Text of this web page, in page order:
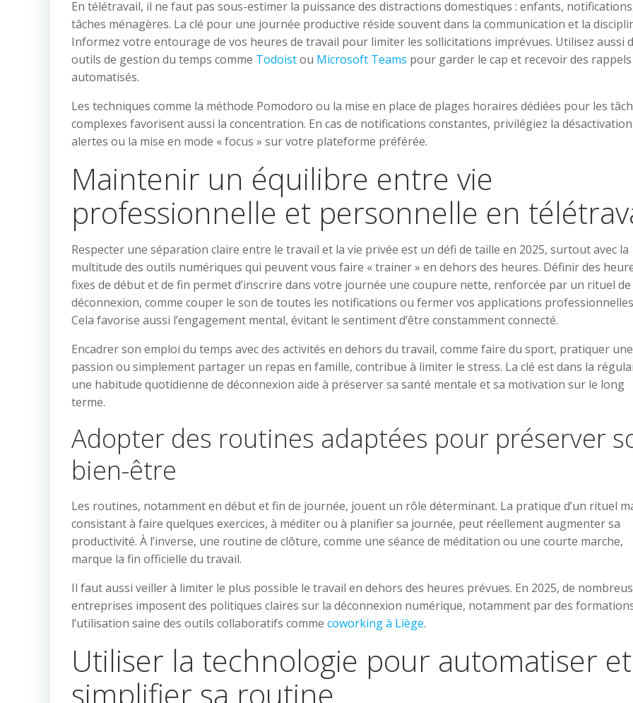
En télétravail, il ne faut pas sous-estimer la puissance des distractions domestiques : enfants,
tâches ménagères. La clé pour une journée productive réside souvent dans la communication et la
Informez votre entourage de vos heures de travail pour limiter les sollicitations imprévues. Utilisez aussi
outils de gestion du temps comme Todoistou Microsoft Teams pour garder le cap et recevoir des rappels
automatisés.
Les techniques comme la méthode Pomodoro ou la mise en place de plages horaires dédiées pour les
complexes favorisent aussi la concentration. En cas de notifications constantes, privilégiez la
alertes ou la mise en mode « focus » sur votre plateforme préférée.
Maintenir un équilibre entre vie
professionnelle et personnelle en
Respecter une séparation claire entre le travail et la vie privée est un défi de taille en 2025, surtout avec la
multitude des outils numériques qui peuvent vous faire « trainer » en dehors des heures. Définir des
fixes de début et de fin permet d’inscrire dans votre journée une coupure nette, renforcée par un rituel de
déconnexion, comme couper le son de toutes les notifications ou fermer vos applications
Cela favorise aussi l’engagement mental, évitant le sentiment d’être constamment connecté.
Encadrer son emploi du temps avec des activités en dehors du travail, comme faire du sport, pratiquer une
passion ou simplement partager un repas en famille, contribue à limiter le stress. La clé est dans la
une habitude quotidienne de déconnexion aide à préserver sa santé mentale et sa motivation sur le long
terme.
Adopter des routines adaptées pour préserver
bien-être
Les routines, notamment en début et fin de journée, jouent un rôle déterminant. La pratique d’un rituel
consistant à faire quelques exercices, à méditer ou à planifier sa journée, peut réellement augmenter sa
productivité. À l’inverse, une routine de clôture, comme une séance de méditation ou une courte marche,
marque la fin officielle du travail.
Il faut aussi veiller à limiter le plus possible le travail en dehors des heures prévues. En 2025, de
entreprises imposent des politiques claires sur la déconnexion numérique, notamment par des
l’utilisation saine des outils collaboratifs comme coworking à Liège.
Utiliser la technologie pour automatiser et
simplifier sa routine